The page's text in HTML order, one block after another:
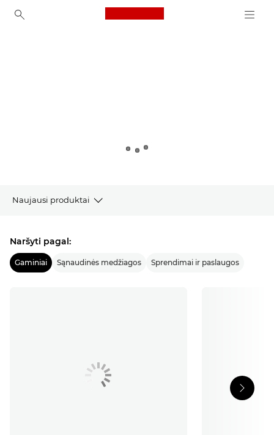
Canon Logo, back to
Naujausi produktai
„Canon“ naujienos
Naršyti pagal:
Gaminiai Sąnaudinės medžiagos Sprendimai ir paslaugos